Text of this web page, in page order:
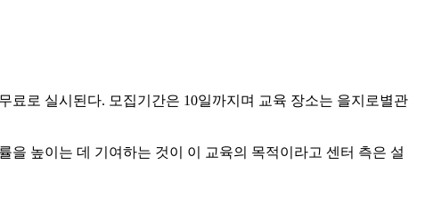
료로 실시된다. 모집기간은 10일까지며 교육 장소는 을지로별관
을 높이는 데 기여하는 것이 이 교육의 목적이라고 센터 측은 설